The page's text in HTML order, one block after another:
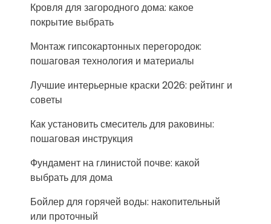
Кровля для загородного дома: какое
покрытие выбрать
Монтаж гипсокартонных перегородок:
пошаговая технология и материалы
Лучшие интерьерные краски 2026: рейтинг и
советы
Как установить смеситель для раковины:
пошаговая инструкция
Фундамент на глинистой почве: какой
выбрать для дома
Бойлер для горячей воды: накопительный
или проточный